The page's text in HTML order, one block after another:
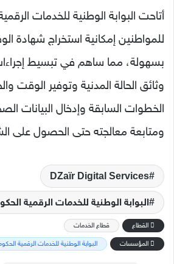
أتاحت البوابة الوطنية للخدمات
للمواطنين إمكانية استخراج شهادة
بسهولة، مما ساهم في تبسيط
وثائق الحالة المدنية وتوفير الوقت
الخطوات السابقة وإدخال البيانات
ومتابعة معالجته حتى الحصول على
DZaïr Digital Services
البوابة الوطنية للخدمات الرقمية
القطاع
قطاع الخدمات
المؤسسات
البوابة الوطنية للخدمات الرقمية